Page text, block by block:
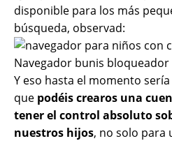
disponible para los más
búsqueda, observad:
Navegador bunis
Y eso hasta el momento
que podéis crearos una
tener el control absoluto
nuestros hijos, no solo para